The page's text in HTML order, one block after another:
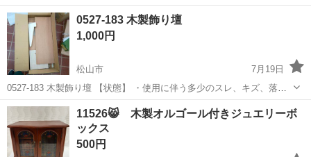
に 商品の不備や故障があった場合のみ 商品と発行した領収書を併せて
店舗に お持ち込みいただければ、本体代金のご返金対応致します。 そ
の際に発...
愛媛 松山市 収納家具
0527-183 木製飾り壇
1,000円
松山市
7月19日
0527-183 木製飾り壇 【状態】 ・使用に伴う多少のスレ、キズ、落と
しきれない汚れなどございます ・詳細は現地でご確認ください ・お値
引きは出来かねますのでご了承願います ※中古品のため、状態につい
て...
愛媛 松山市 収納家具 現地
11526😸 木製オルゴール付きジュエリーボ
ックス
500円